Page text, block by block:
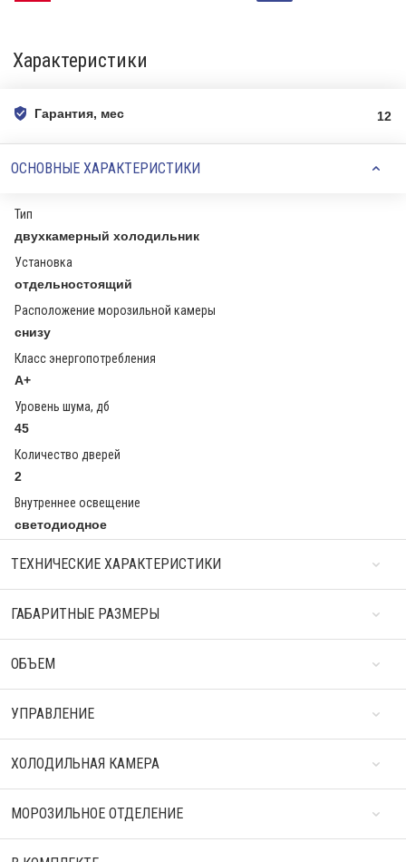
Характеристики
Гарантия, мес 12
ОСНОВНЫЕ ХАРАКТЕРИСТИКИ
Тип
двухкамерный холодильник
Установка
отдельностоящий
Расположение морозильной камеры
снизу
Класс энергопотребления
A+
Уровень шума, дб
45
Количество дверей
2
Внутреннее освещение
светодиодное
ТЕХНИЧЕСКИЕ ХАРАКТЕРИСТИКИ
ГАБАРИТНЫЕ РАЗМЕРЫ
ОБЪЕМ
УПРАВЛЕНИЕ
ХОЛОДИЛЬНАЯ КАМЕРА
МОРОЗИЛЬНОЕ ОТДЕЛЕНИЕ